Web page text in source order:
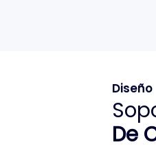
Diseño
De